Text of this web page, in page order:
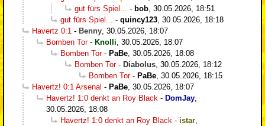
gut fürs Spiel...
- bob 30.05.2026, 18:51
gut fürs Spiel...
- quincy123 30.05.2026, 18:18
Havertz 0:1 - Benny 30.05.2026, 18:07
Bomben Tor- Knolli 30.05.2026, 18:07
Bomben Tor- PaBe 30.05.2026, 18:08
Bomben Tor- Diabolus 30.05.2026, 18:12
Bomben Tor- PaBe 30.05.2026, 18:15
Havertz! 0:1 Arsenal - PaBe 30.05.2026, 18:07
Havertz! 1:0 denkt an Roy Black - DomJay
30.05.2026, 18:08
Havertz! 1:0 denkt an Roy Black - istar